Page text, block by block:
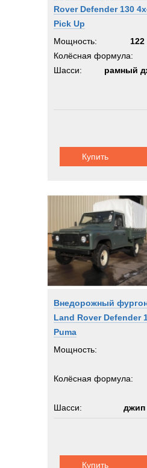
Rover Defender 130
Pick Up
Мощность:
122
Колёсная формула:
Шасси:
рамный
Купить
Внедорожный
Land Rover Defender
Puma
Мощность:
Колёсная формула:
Шасси: джип
Купить